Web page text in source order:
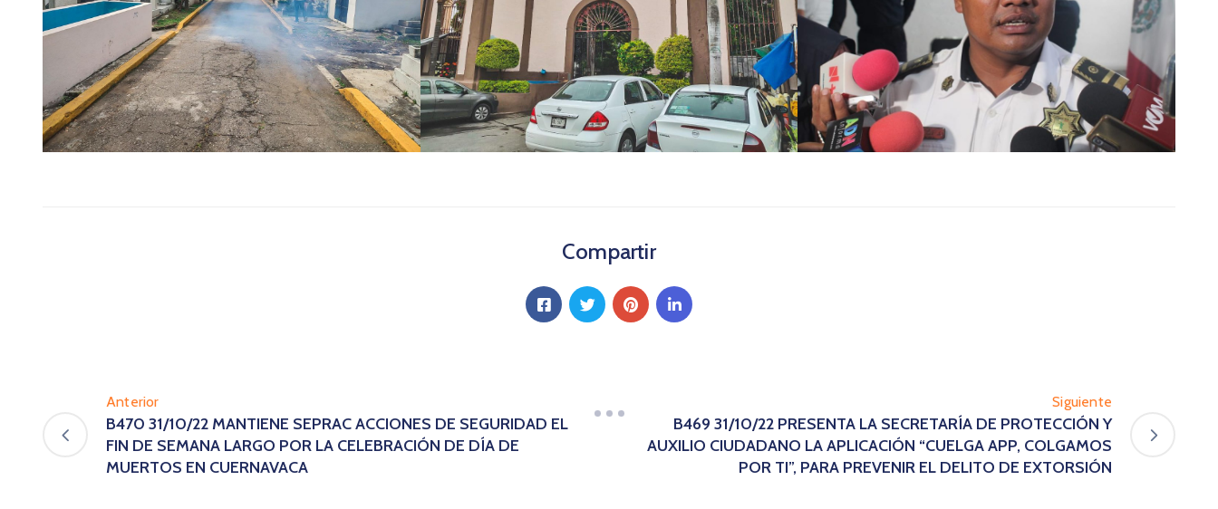
Compartir
Anterior
B470 31/10/22 MANTIENE SEPRAC ACCIONES DE SEGURIDAD EL
FIN DE SEMANA LARGO POR LA CELEBRACIÓN DE DÍA DE
MUERTOS EN CUERNAVACA
Siguiente
B469 31/10/22 PRESENTA LA SECRETARÍA DE PROTECCIÓN Y
AUXILIO CIUDADANO LA APLICACIÓN “CUELGA APP, COLGAMOS
POR TI”, PARA PREVENIR EL DELITO DE EXTORSIÓN